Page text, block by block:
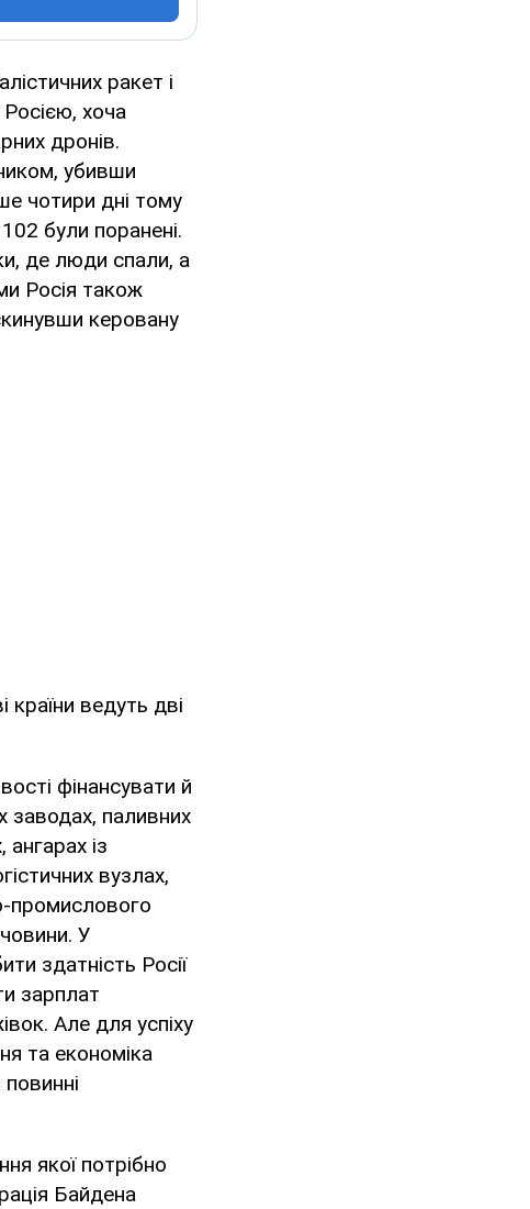
ракет і
хоча
дронів.
убивши
чотири дні тому
були поранені.
де люди спали, а
Росія також
керовану
країни ведуть дві
фінансувати й
заводах, паливних
із
вузлах,
промислового
У
здатність Росії
зарплат
Але для успіху
та економіка
якої потрібно
Байдена